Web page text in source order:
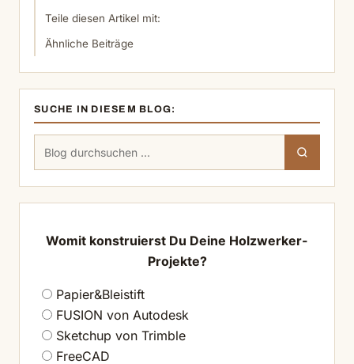
Teile diesen Artikel mit:
Ähnliche Beiträge
SUCHE IN DIESEM BLOG:
Suchen
Womit konstruierst Du Deine Holzwerker-
Projekte?
Papier&Bleistift
FUSION von Autodesk
Sketchup von Trimble
FreeCAD